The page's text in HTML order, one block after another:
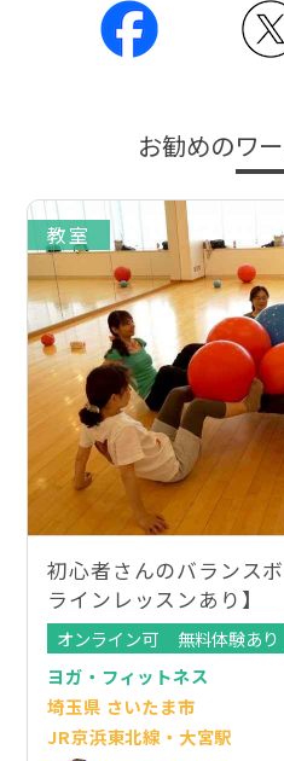
お勧めのワ
教室
初心者さんのバランス
ラインレッスンあり】
オンライン可
無料体験あり
ヨガ・フィットネス
埼玉県 さいたま市
JR京浜東北線・大宮駅